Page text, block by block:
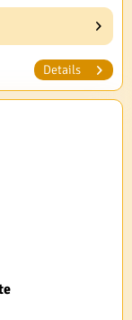
Details